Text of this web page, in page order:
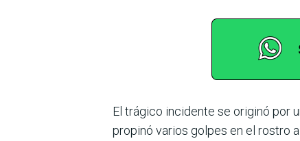
El trágico incidente se originó por
propinó varios golpes en el rostro